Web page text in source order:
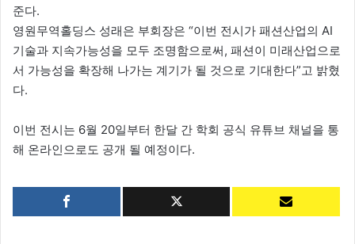
준다.
영원무역홀딩스 성래은 부회장은 “이번 전시가 패션산업의 AI
기술과 지속가능성을 모두 조명함으로써, 패션이 미래산업으로
서 가능성을 확장해 나가는 계기가 될 것으로 기대한다”고 밝혔
다.
이번 전시는 6월 20일부터 한달 간 학회 공식 유튜브 채널을 통
해 온라인으로도 공개 될 예정이다.